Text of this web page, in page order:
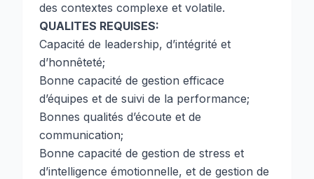
des contextes complexe et volatile.
QUALITES REQUISES:
Capacité de leadership, d’intégrité et
d’honnêteté;
Bonne capacité de gestion efficace
d’équipes et de suivi de la performance;
Bonnes qualités d’écoute et de
communication;
Bonne capacité de gestion de stress et
d’intelligence émotionnelle, et de gestion de